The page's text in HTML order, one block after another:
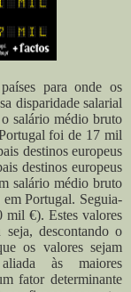
para onde os
disparidade salarial
salário médio bruto
foi de 17 mil
destinos europeus
destinos europeus
salário médio bruto
Portugal. Seguia-
€). Estes valores
descontando o
os valores sejam
às maiores
fator determinante